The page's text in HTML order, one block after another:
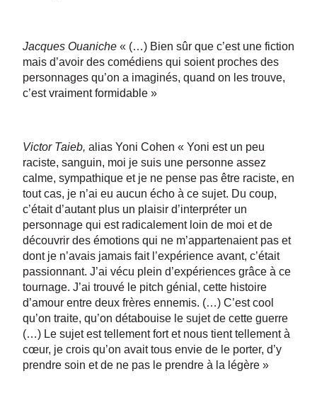
Jacques Ouaniche « (…) Bien sûr que c’est une fiction
mais d’avoir des comédiens qui soient proches des
personnages qu’on a imaginés, quand on les trouve,
c’est vraiment formidable »
Victor Taieb, alias Yoni Cohen « Yoni est un peu
raciste, sanguin, moi je suis une personne assez
calme, sympathique et je ne pense pas être raciste, en
tout cas, je n’ai eu aucun écho à ce sujet. Du coup,
c’était d’autant plus un plaisir d’interpréter un
personnage qui est radicalement loin de moi et de
découvrir des émotions qui ne m’appartenaient pas et
dont je n’avais jamais fait l’expérience avant, c’était
passionnant. J’ai vécu plein d’expériences grâce à ce
tournage. J’ai trouvé le pitch génial, cette histoire
d’amour entre deux frères ennemis. (…) C’est cool
qu’on traite, qu’on détabouise le sujet de cette guerre
(…) Le sujet est tellement fort et nous tient tellement à
cœur, je crois qu’on avait tous envie de le porter, d’y
prendre soin et de ne pas le prendre à la légère »